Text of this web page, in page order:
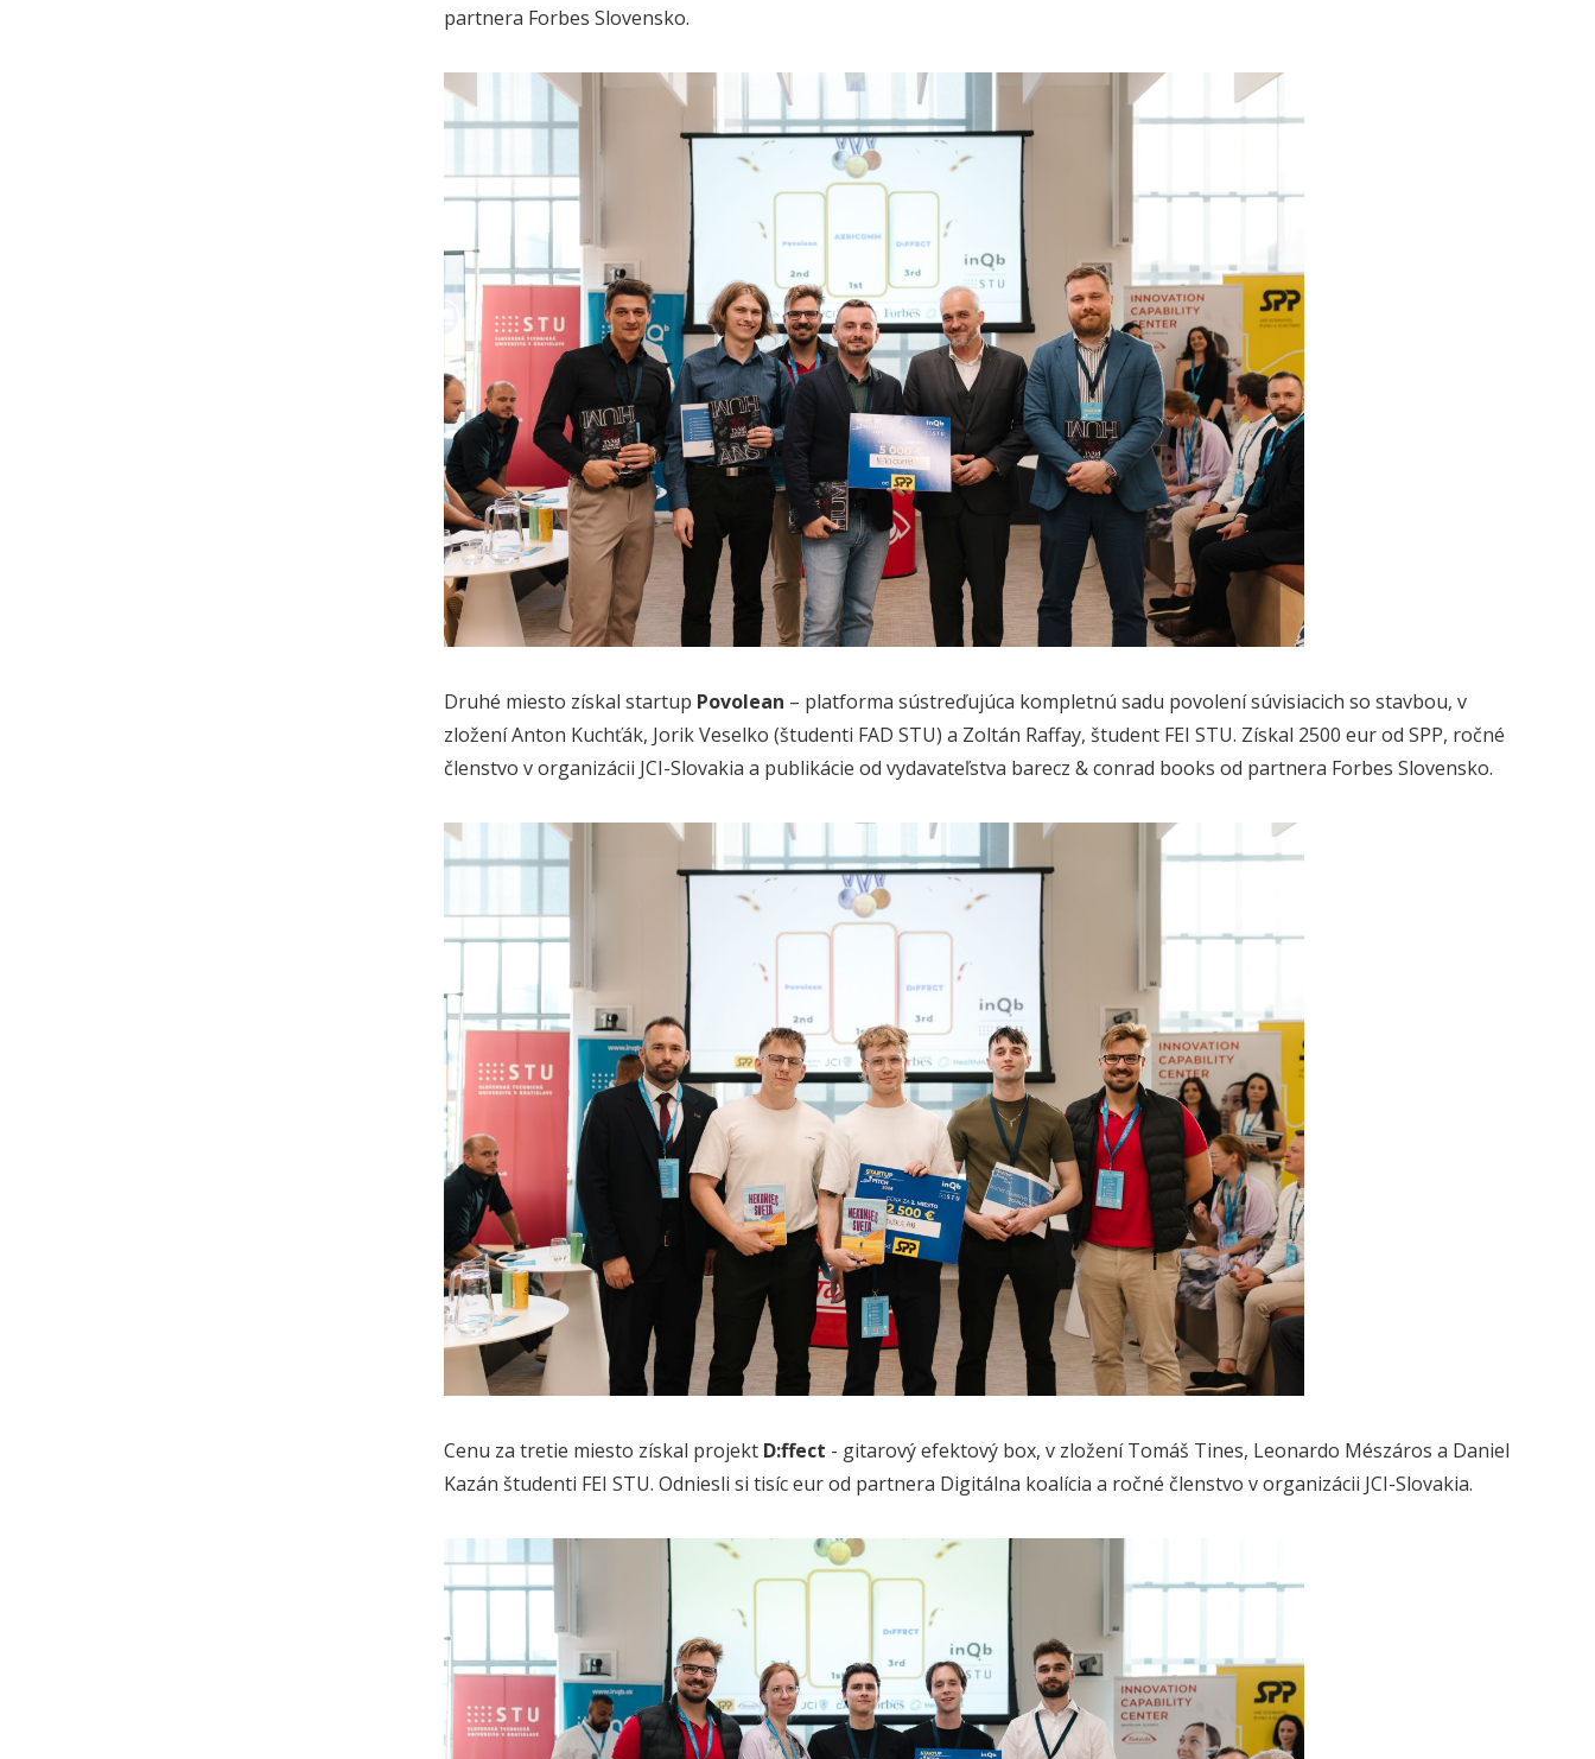
partnera Forbes Slovensko.
Druhé miesto získal startup Povolean – platforma sústreďujúca kompletnú sadu povolení súvisiacich so stavbou, v
zložení Anton Kuchťák, Jorik Veselko (študenti FAD STU) a Zoltán Raffay, študent FEI STU. Získal 2500 eur od SPP, ročné
členstvo v organizácii JCI-Slovakia a publikácie od vydavateľstva barecz & conrad books od partnera Forbes Slovensko.
Cenu za tretie miesto získal projekt D:ffect - gitarový efektový box, v zložení Tomáš Tines, Leonardo Mészáros a Daniel
Kazán študenti FEI STU. Odniesli si tisíc eur od partnera Digitálna koalícia a ročné členstvo v organizácii JCI-Slovakia.